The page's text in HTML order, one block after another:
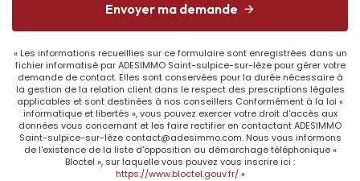
énergie primaire
Valeur
consommation
énergie finale
188 kWh/m2 par an
Gaz Effet de Serre
D
Valeur Gaz Effet de
42 Kg CO2/m2/an
Envoyer ma demande
« Les informations recueillies sur ce formulaire sont enregistrées dans un
fichier informatisé par ADESIMMO Saint-sulpice-sur-lèze pour gérer votre
demande de contact. Elles sont conservées pour la durée nécessaire à
la gestion de la relation client dans le respect des prescriptions légales
applicables et sont destinées à nos conseillers Conformément à la loi «
informatique et libertés », vous pouvez exercer votre droit d'accès aux
données vous concernant et les faire rectifier en contactant ADESIMMO
Saint-sulpice-sur-lèze contact@adesimmo.com. Nous vous informons
de l'existence de la liste d'opposition au démarchage téléphonique «
Bloctel », sur laquelle vous pouvez vous inscrire ici :
https://www.bloctel.gouv.fr/»